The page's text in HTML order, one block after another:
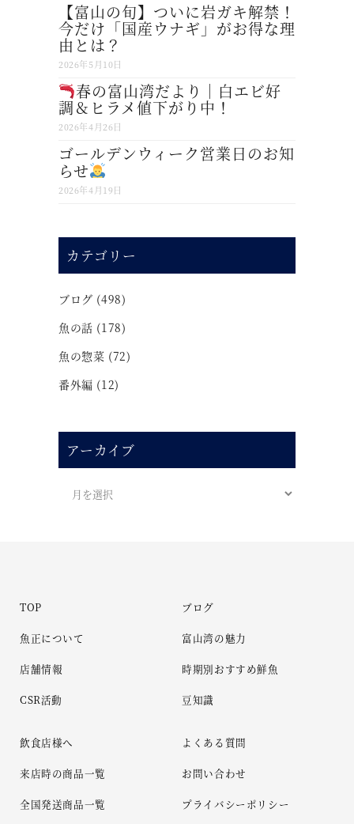
【富山の旬】ついに岩ガキ解禁！
今だけ「国産ウナギ」がお得な理
由とは？
2026年5月10日
春の富山湾だより｜白エビ好
調＆ヒラメ値下がり中！
2026年4月26日
ゴールデンウィーク営業日のお知
らせ
2026年4月19日
カテゴリー
ブログ (498)
魚の話 (178)
魚の惣菜 (72)
番外編 (12)
アーカイブ
TOP
魚正について
店舗情報
CSR活動
ブログ
富山湾の魅力
時期別おすすめ鮮魚
豆知識
飲食店様へ
来店時の商品一覧
全国発送商品一覧
よくある質問
お問い合わせ
プライバシーポリシー